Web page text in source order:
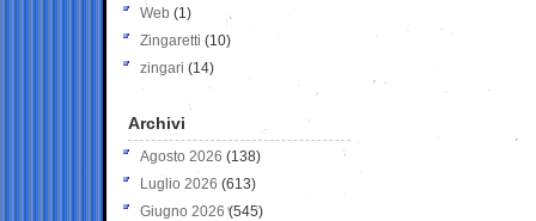
Web (1)
Zingaretti (10)
zingari (14)
Archivi
Agosto 2026 (138)
Luglio 2026 (613)
Giugno 2026 (545)